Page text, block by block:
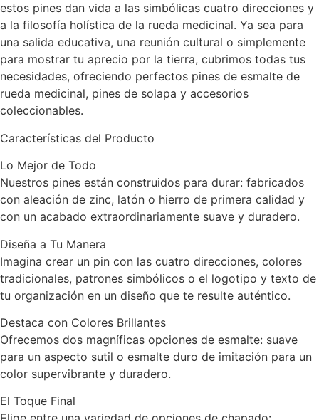
estos pines dan vida a las simbólicas cuatro direcciones y
a la filosofía holística de la rueda medicinal. Ya sea para
una salida educativa, una reunión cultural o simplemente
para mostrar tu aprecio por la tierra, cubrimos todas tus
necesidades, ofreciendo perfectos pines de esmalte de
rueda medicinal, pines de solapa y accesorios
coleccionables.
Características del Producto
Lo Mejor de Todo
Nuestros pines están construidos para durar: fabricados
con aleación de zinc, latón o hierro de primera calidad y
con un acabado extraordinariamente suave y duradero.
Diseña a Tu Manera
Imagina crear un pin con las cuatro direcciones, colores
tradicionales, patrones simbólicos o el logotipo y texto de
tu organización en un diseño que te resulte auténtico.
Destaca con Colores Brillantes
Ofrecemos dos magníficas opciones de esmalte: suave
para un aspecto sutil o esmalte duro de imitación para un
color supervibrante y duradero.
El Toque Final